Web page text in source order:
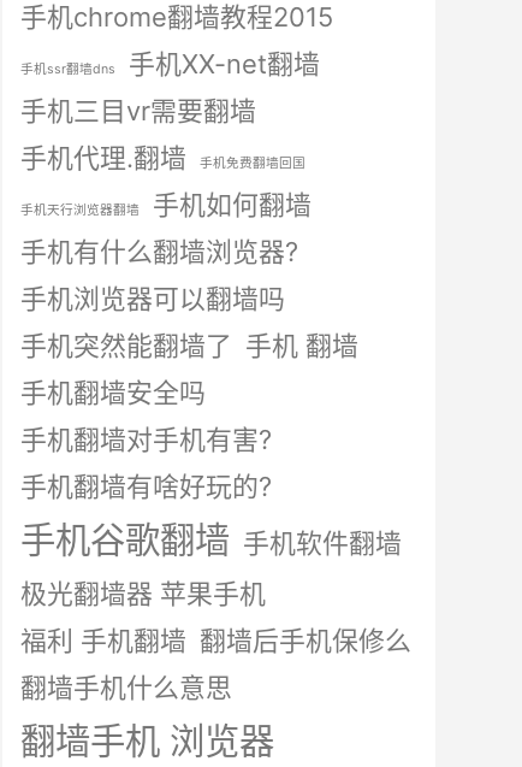
手机chrome翻墙教程2015
手机ssr翻墙dns
手机XX-net翻墙
手机三目vr需要翻墙
手机代理.翻墙
手机免费翻墙回国
手机天行浏览器翻墙
手机如何翻墙
手机有什么翻墙浏览器?
手机浏览器可以翻墙吗
手机突然能翻墙了 手机 翻墙
手机翻墙安全吗
手机翻墙对手机有害?
手机翻墙有啥好玩的?
手机谷歌翻墙 手机软件翻墙
极光翻墙器 苹果手机
福利 手机翻墙 翻墙后手机保修么
翻墙手机什么意思
翻墙手机 浏览器